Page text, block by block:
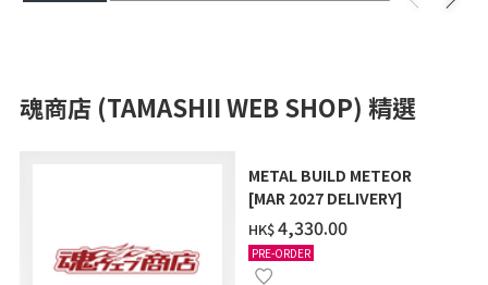
魂商店 (TAMASHII WEB SHOP) 精選
METAL BUILD METEOR
[MAR 2027 DELIVERY]
HK$‌4,330.00
PRE-ORDER